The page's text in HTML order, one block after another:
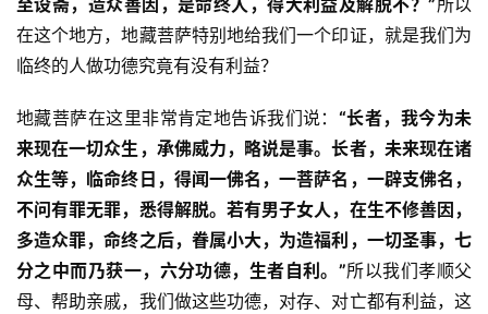
至设斋，造众善因，是命终人，得大利益及解脱不？”所以
在这个地方，地藏菩萨特别地给我们一个印证，就是我们为
临终的人做功德究竟有没有利益？
地藏菩萨在这里非常肯定地告诉我们说： “长者，我今为未
来现在一切众生，承佛威力，略说是事。长者，未来现在诸
众生等，临命终日，得闻一佛名，一菩萨名，一辟支佛名，
不问有罪无罪，悉得解脱。若有男子女人，在生不修善因，
多造众罪，命终之后，眷属小大，为造福利，一切圣事，七
分之中而乃获一，六分功德，生者自利。”所以我们孝顺父
母、帮助亲戚，我们做这些功德，对存、对亡都有利益，这